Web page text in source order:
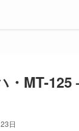
・MT-
日